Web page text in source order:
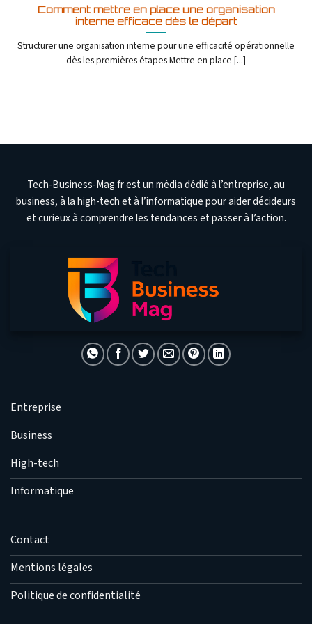
Comment mettre en place une organisation
interne efficace dès le départ
Structurer une organisation interne pour une efficacité opérationnelle
dès les premières étapes Mettre en place [...]
Tech-Business-Mag.fr est un média dédié à l’entreprise, au
business, à la high-tech et à l’informatique pour aider décideurs
et curieux à comprendre les tendances et passer à l’action.
Entreprise
Business
High-tech
Informatique
Contact
Mentions légales
Politique de confidentialité